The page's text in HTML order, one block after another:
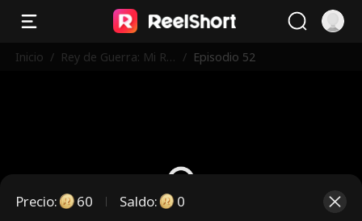
Inicio / Rey de Guerra: Mi Re
/ Episodio 52
Precio: 60 Saldo: 0